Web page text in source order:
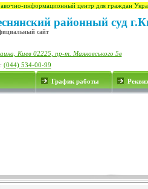
информационный центр для граждан
районный суд
сайт
Киев 02225, пр-т. Маяковського 5в
(044) 534-00-99
График работы